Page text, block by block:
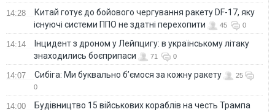
14:28
Китай готує до бойового чергування ракету DF-17, яку
існуючі системи ППО не здатні перехопити
45 0
14:14
Інцидент з дроном у Лейпцигу: в українському літаку
знаходились боєприпаси
71 0
14:07 Сибіга: Ми буквально б’ємося за кожну ракету
25
0
14:00
Будівництво 15 військових кораблів на честь Трампа